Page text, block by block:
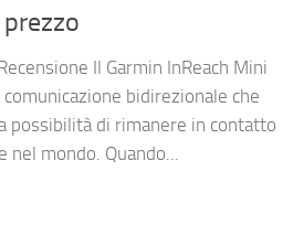
Il Garmin InReach Mini
bidirezionale che
possibilità di rimanere in contatto
mondo. Quando...